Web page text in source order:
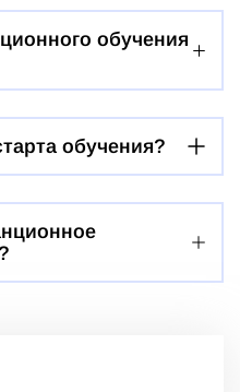
обучения
обучения?